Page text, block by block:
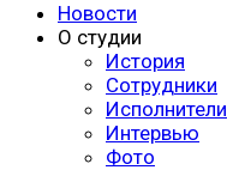
Новости
О студии
История
Сотрудники
Исполнители
Интервью
Фото